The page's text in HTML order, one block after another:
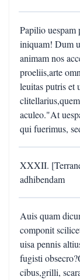
Papilio uespam
iniquam! Dum
animam nos
proeliis,arte
leuitas putris et
aculeo."At
qui fuerimus,
XXXII.
adhibendam
Auis quam
componit
uisa pennis
fugisti
cibus,grilli,